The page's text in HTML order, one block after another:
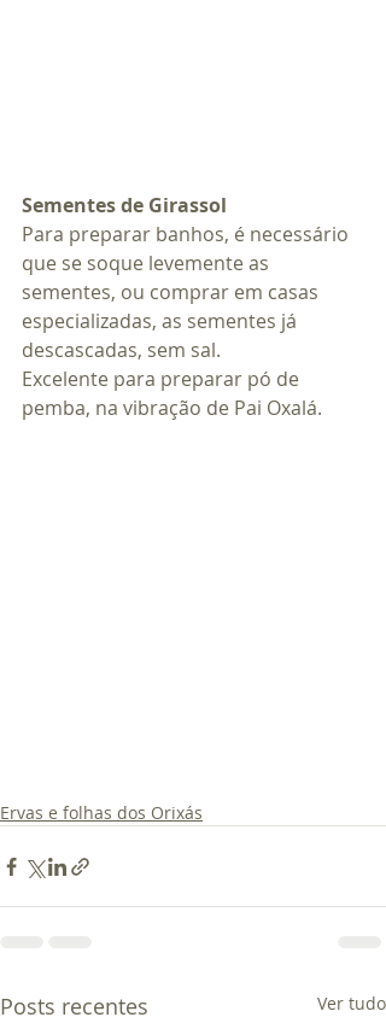
Sementes de Girassol
Para preparar banhos, é necessário
que se soque levemente as
sementes, ou comprar em casas
especializadas, as sementes já
descascadas, sem sal.
Excelente para preparar pó de
pemba, na vibração de Pai Oxalá.
Ervas e folhas dos Orixás
Posts recentes Ver tudo